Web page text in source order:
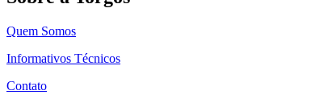
Quem Somos
Informativos Técnicos
Contato